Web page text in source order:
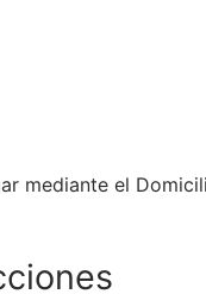
mediante el